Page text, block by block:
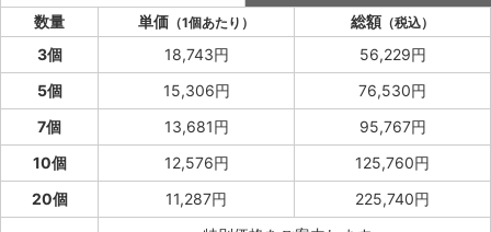
数量
単価 （1個あたり） 総額 （税込）
3個 18,743円
56,229円
5個
15,306円
76,530円
7個
13,681円
95,767円
10個
12,576円
125,760円
20個
11,287円 225,740円